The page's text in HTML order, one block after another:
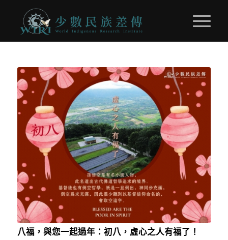
八福，與您一起過年：初八，虛心之人有福了！